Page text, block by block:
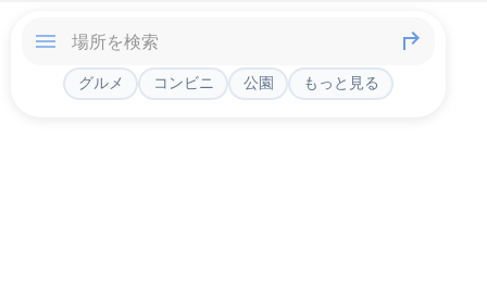
グルメ コンビニ 公園 もっと見る